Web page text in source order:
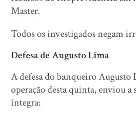
Master.
Todos os investigados negam
Defesa de Augusto Lima
A defesa do banqueiro Augusto
operação desta quinta, enviou a
íntegra: